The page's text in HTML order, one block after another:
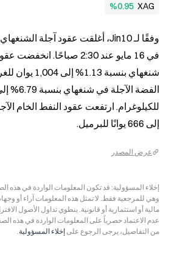
XAG
%0.95
إلى 666 يوانًا للبرميل.
عرض المصدر
إخلاء المسؤولية: قد تكون المعلومات الواردة في
مالية أو استثمارية أو قانونية. ينطوي تداول الأصول
عدم الاعتماد حصرياً على المعلومات الواردة في هذه
من التفاصيل، يرجى الرجوع على إخلاء المسؤولية.